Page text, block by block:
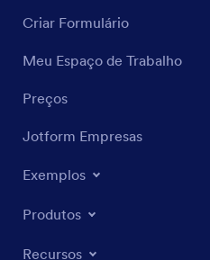
Criar Formulário
Meu Espaço de Trabalho
Preços
Jotform Empresas
Exemplos
Produtos
Recursos